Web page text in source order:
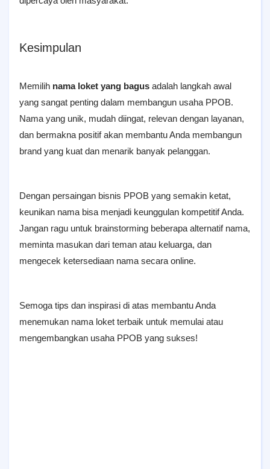
Kesimpulan
Memilih nama loket yang bagus adalah langkah awal
yang sangat penting dalam membangun usaha PPOB.
Nama yang unik, mudah diingat, relevan dengan layanan,
dan bermakna positif akan membantu Anda membangun
brand yang kuat dan menarik banyak pelanggan.
Dengan persaingan bisnis PPOB yang semakin ketat,
keunikan nama bisa menjadi keunggulan kompetitif Anda.
Jangan ragu untuk brainstorming beberapa alternatif nama,
meminta masukan dari teman atau keluarga, dan
mengecek ketersediaan nama secara online.
Semoga tips dan inspirasi di atas membantu Anda
menemukan nama loket terbaik untuk memulai atau
mengembangkan usaha PPOB yang sukses!